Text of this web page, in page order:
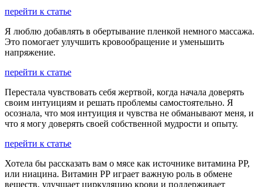
перейти к статье
Я люблю добавлять в обертывание пленкой немного массажа.
Это помогает улучшить кровообращение и уменьшить
напряжение.
перейти к статье
Перестала чувствовать себя жертвой, когда начала доверять
своим интуициям и решать проблемы самостоятельно. Я
осознала, что моя интуиция и чувства не обманывают меня, и
что я могу доверять своей собственной мудрости и опыту.
перейти к статье
Хотела бы рассказать вам о мясе как источнике витамина РР,
или ниацина. Витамин РР играет важную роль в обмене
веществ, улучшает циркуляцию крови и поддерживает